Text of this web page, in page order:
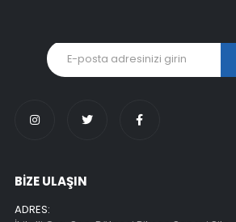
BİZE ULAŞIN
ADRES: